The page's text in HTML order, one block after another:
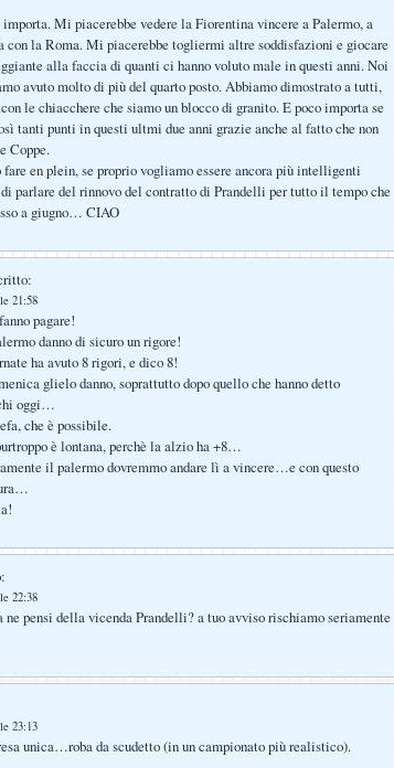
importa. Mi piacerebbe vedere la Fiorentina vincere a Palermo, a
con la Roma. Mi piacerebbe togliermi altre soddisfazioni e giocare
alla faccia di quanti ci hanno voluto male in questi anni. Noi
avuto molto di più del quarto posto. Abbiamo dimostrato a tutti,
le chiacchere che siamo un blocco di granito. E poco importa se
tanti punti in questi ultmi due anni grazie anche al fatto che non
Coppe.
en plein, se proprio vogliamo essere ancora più intelligenti
parlare del rinnovo del contratto di Prandelli per tutto il tempo che
a giugno… CIAO
21:58
pagare!
danno di sicuro un rigore!
ha avuto 8 rigori, e dico 8!
glielo danno, soprattutto dopo quello che hanno detto
oggi…
che è possibile.
è lontana, perchè la alzio ha +8…
il palermo dovremmo andare lì a vincere…e con questo
22:38
ne pensi della vicenda Prandelli? a tuo avviso rischiamo seriamente
23:13
unica…roba da scudetto (in un campionato più realistico).